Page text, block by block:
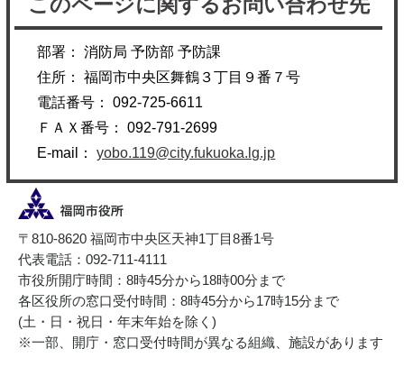
このページに関するお問い合わせ先
部署： 消防局 予防部 予防課
住所： 福岡市中央区舞鶴３丁目９番７号
電話番号： 092-725-6611
ＦＡＸ番号： 092-791-2699
E-mail：yobo.119@city.fukuoka.lg.jp
〒810-8620 福岡市中央区天神1丁目8番1号
代表電話：092-711-4111
市役所開庁時間：8時45分から18時00分まで
各区役所の窓口受付時間：8時45分から17時15分まで
(土・日・祝日・年末年始を除く)
※一部、開庁・窓口受付時間が異なる組織、施設があります